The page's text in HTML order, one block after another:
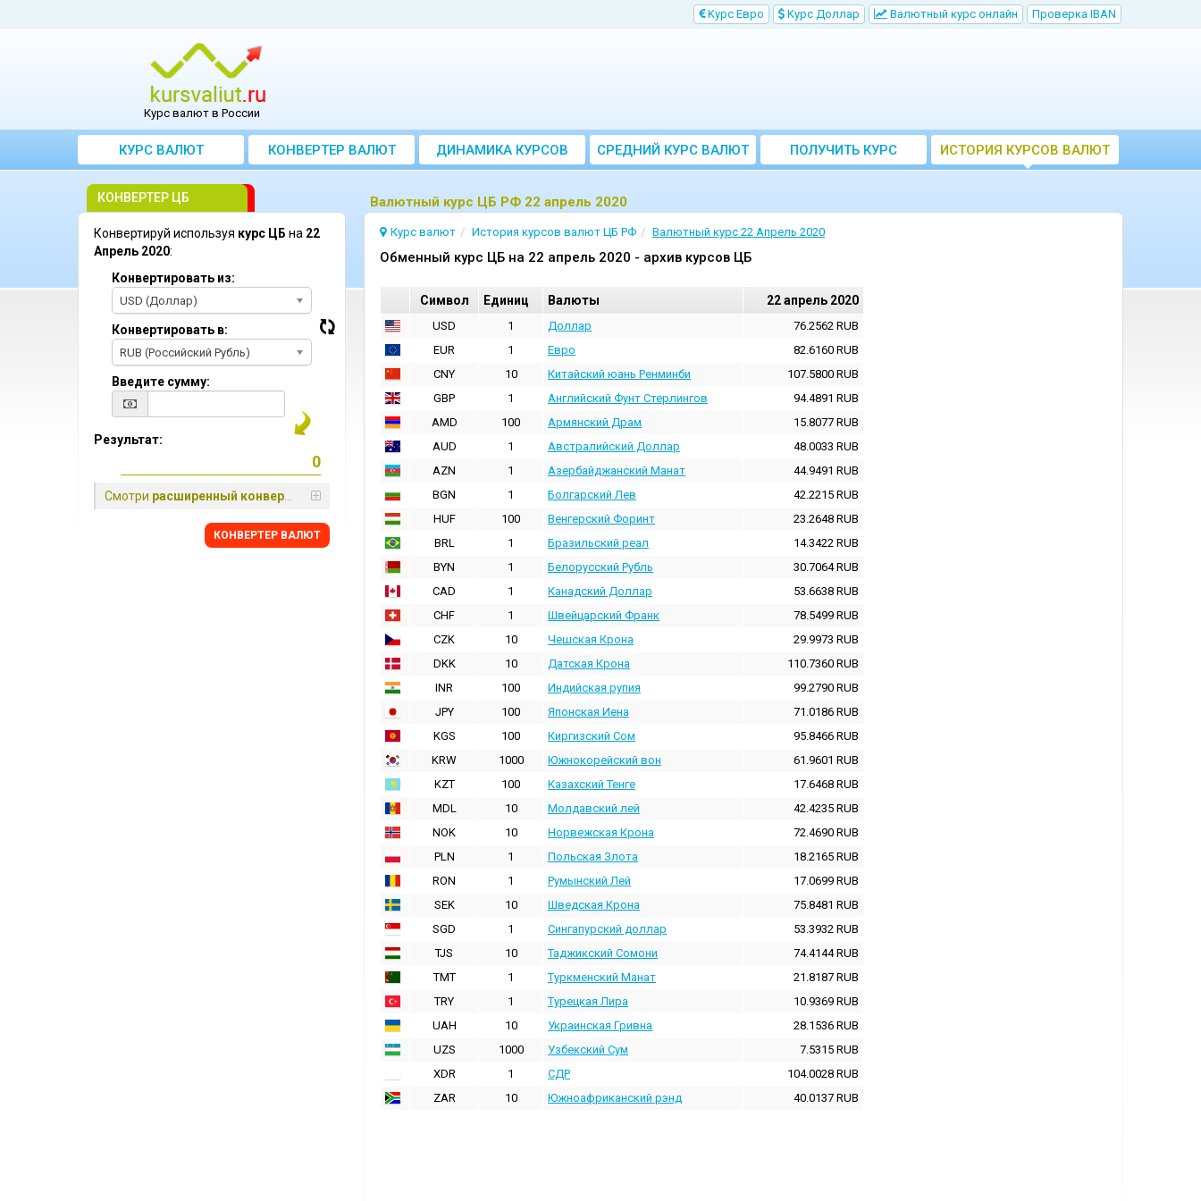
Kурс Евро Kурс Доллар Bалютный курс онлайн Проверка IBAN
Курс валют в России
КУРС ВАЛЮТ КОНВЕРТЕР ВАЛЮТ ДИНАМИКА КУРСОВ
CРЕДНИЙ КУРС ВАЛЮТ
ЗА МЕСЯЦ
ПОЛУЧИТЬ КУРС
ВАЛЮТ ЦБ
ИСТОРИЯ КУРСОВ ВАЛЮТ
ЦБ РФ
Bалютный курс ЦБ РФ 22 апрель 2020
Курс валют История курсов валют ЦБ РФ Валютный курс 22 Апрель 2020
Oбменный курс ЦБ на 22 апрель 2020 - архив курсов ЦБ
Cимвол Единиц Валюты 22 апрель 2020
USD 1 Доллар 76.2562 RUB
EUR
1 Евро 82.6160 RUB
CNY
10 Китайский юань Ренминби 107.5800 RUB
GBP
1 Английский Фунт Стерлингов 94.4891 RUB
AMD
100 Армянский Драм 15.8077 RUB
AUD
1 Австралийский Доллар 48.0033 RUB
AZN
1 Азербайджанский Манат 44.9491 RUB
BGN
1 Болгарский Лев 42.2215 RUB
HUF
100 Венгерский Форинт 23.2648 RUB
BRL
1 Бразильский реал 14.3422 RUB
BYN
1 Белорусский Рубль 30.7064RUB
CAD
1 Канадский Доллар 53.6638 RUB
CHF
1 Швейцарский Франк 78.5499 RUB
CZK
10 Чешская Крона 29.9973 RUB
DKK
10 Датская Крона 110.7360 RUB
INR
100 Индийская pупия 99.2790 RUB
JPY
100 Японская Иена 71.0186 RUB
KGS
100 Киргизский Сом 95.8466 RUB
KRW
1000 Южнокорейский вон 61.9601 RUB
KZT
100 Казахский Тенге 17.6468 RUB
MDL
10 Молдавский лей 42.4235 RUB
NOK
10 Норвежская Крона 72.4690 RUB
PLN
1 Польская Злота 18.2165 RUB
RON
1 Румынский Лей 17.0699 RUB
SEK
10 Шведская Крона 75.8481 RUB
SGD
1 Сингапурский доллар 53.3932 RUB
TJS
10 Таджикский Сомони 74.4144RUB
TMT
1 Туркменский Манат 21.8187 RUB
TRY
1 Турецкая Лира 10.9369 RUB
UAH
10 Украинская Гривна 28.1536 RUB
UZS
1000 Узбекский Сум 7.5315 RUB
XDR
1 СДР 104.0028 RUB
ZAR
10 Южноафриканский рэнд 40.0137 RUB
КОНВЕРТЕР ЦБ
Конвертируй используя курс ЦБ на 22
Апрель 2020:
Конвертировать из:
USD (Доллар)
Конвертировать в:
RUB (Российский Рубль)
Введите сумму:
Результат:
Смотри расширенный конвертер
КОНВЕРТЕР ВАЛЮТ